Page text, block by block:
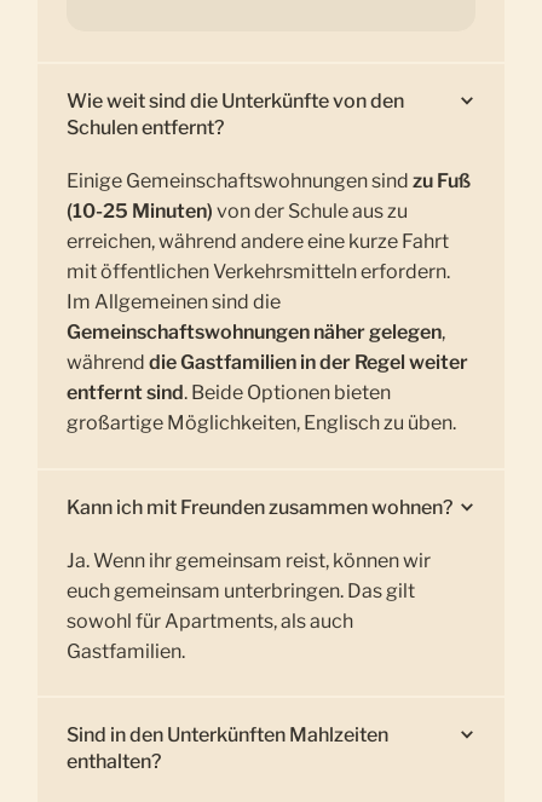
Wie weit sind die Unterkünfte von den
Schulen entfernt?
Einige Gemeinschaftswohnungen sindzu Fuß
(10-25 Minuten) von der Schule aus zu
erreichen, während andere eine kurze Fahrt
mit öffentlichen Verkehrsmitteln erfordern.
Im Allgemeinen sind die
Gemeinschaftswohnungen näher gelegen,
währenddie Gastfamilien in der Regel weiter
entfernt sind. Beide Optionen bieten
großartige Möglichkeiten, Englisch zu üben.
Kann ich mit Freunden zusammen wohnen?
Ja. Wenn ihr gemeinsam reist, können wir
euch gemeinsam unterbringen. Das gilt
sowohl für Apartments, als auch
Gastfamilien.
Sind in den Unterkünften Mahlzeiten
enthalten?